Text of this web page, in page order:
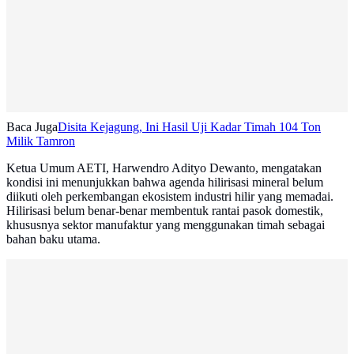
Baca JugaDisita Kejagung, Ini Hasil Uji Kadar Timah 104 Ton
Milik Tamron
Ketua Umum AETI, Harwendro Adityo Dewanto, mengatakan
kondisi ini menunjukkan bahwa agenda hilirisasi mineral belum
diikuti oleh perkembangan ekosistem industri hilir yang memadai.
Hilirisasi belum benar‑benar membentuk rantai pasok domestik,
khususnya sektor manufaktur yang menggunakan timah sebagai
bahan baku utama.